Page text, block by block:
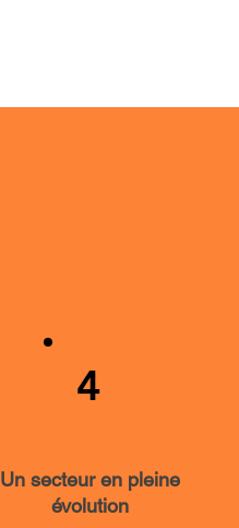
4
Un secteur en pleine
évolution